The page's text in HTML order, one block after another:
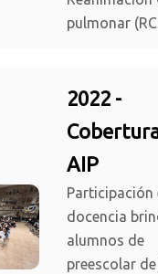
pulmonar
2022 -
AIP
Participación
docencia
alumnos de
preescolar de